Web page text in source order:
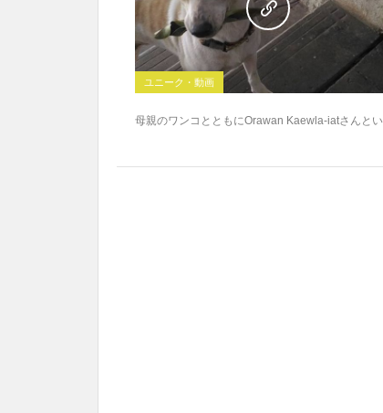
ユニーク・動画
母親のワンコとともにOrawan Kaewla-iatさんと